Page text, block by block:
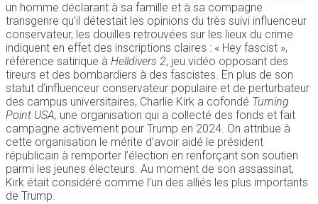
un homme déclarant à sa famille et à sa compagne
transgenre qu’il détestait les opinions du très suivi influenceur
conservateur, les douilles retrouvées sur les lieux du crime
indiquent en effet des inscriptions claires : « Hey fascist »,
référence satirique à Helldivers 2, jeu vidéo opposant des
tireurs et des bombardiers à des fascistes. En plus de son
statut d’influenceur conservateur populaire et de perturbateur
des campus universitaires, Charlie Kirk a cofondé Turning
Point USA, une organisation qui a collecté des fonds et fait
campagne activement pour Trump en 2024. On attribue à
cette organisation le mérite d’avoir aidé le président
républicain à remporter l’élection en renforçant son soutien
parmi les jeunes électeurs. Au moment de son assassinat,
Kirk était considéré comme l’un des alliés les plus importants
de Trump.